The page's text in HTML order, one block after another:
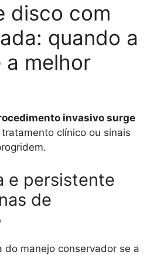
disco com
quando a
a melhor
invasivo surge
clínico ou sinais
e persistente
de
do manejo conservador se a